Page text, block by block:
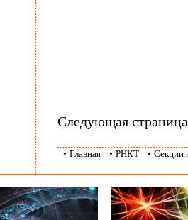
Следующая
• Главная • РНКТ • Секции